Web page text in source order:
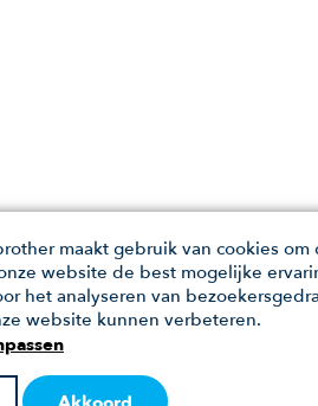
maakt gebruik van cookies om
website de best mogelijke
het analyseren van
website kunnen verbeteren.